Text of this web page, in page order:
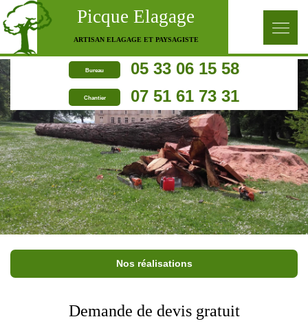
Picque Elagage
ARTISAN ELAGAGE ET PAYSAGISTE
Bureau 05 33 06 15 58
Chantier 07 51 61 73 31
Nos réalisations
Demande de devis gratuit